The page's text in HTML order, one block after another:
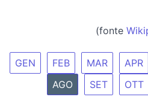
(fonte
GEN FEB MAR APR
AGO
SET OTT